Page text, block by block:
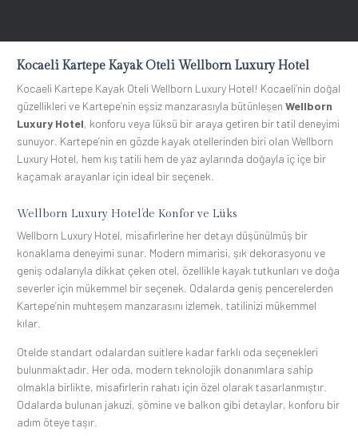
Kocaeli Kartepe Kayak Oteli Wellborn Luxury Hotel
Kocaeli Kartepe Kayak Oteli Wellborn Luxury Hotel! Kocaeli’nin doğal
güzellikleri ve Kartepe’nin eşsiz manzarasıyla bütünleşen Wellborn
Luxury Hotel, konforu veya lüksü bir araya getiren bir tatil deneyimi
sunuyor. Kartepe’nin en gözde kayak otellerinden biri olan Wellborn
Luxury Hotel, hem kış tatili hem de yaz aylarında doğayla iç içe bir
kaçamak arayanlar için ideal bir seçenek.
Wellborn Luxury Hotel’de Konfor ve Lüks
Wellborn Luxury Hotel, misafirlerine her detayı düşünülmüş bir
konaklama deneyimi sunar. Modern mimarisi, şık dekorasyonu ve
geniş odalarıyla dikkat çeken otel, özellikle kayak tutkunları ve doğa
severler için mükemmel bir seçenek. Odalarda geniş pencerelerden
Kartepe’nin muhteşem manzarasını izlemek, tatilinizi mükemmel
kılar.
Otelde standart odalardan suitlere kadar farklı oda seçenekleri
bulunmaktadır. Her oda, modern teknolojik donanımlara sahip
olmakla birlikte, misafirlerin rahatı için özel olarak tasarlanmıştır.
Odalarda bulunan jakuzi, şömine ve balkon gibi detaylar, konforu bir
adım öteye taşır.